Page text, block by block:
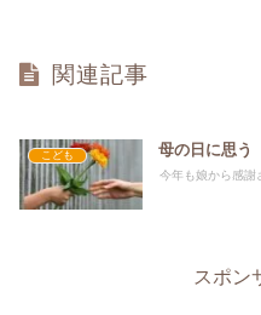
関連記事
こども 母の日に思う
今年も娘から感謝
スポン